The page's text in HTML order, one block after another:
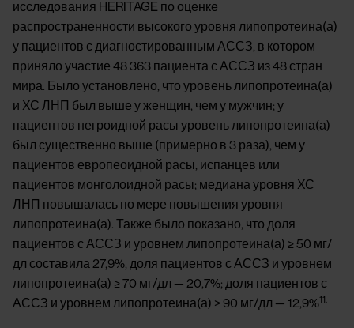
исследования HERITAGE по оценке
распространенности высокого уровня липопротеина(а)
у пациентов с диагностированным АССЗ, в котором
приняло участие 48 363 пациента с АССЗ из 48 стран
мира. Было установлено, что уровень липопротеина(а)
и ХС ЛНП был выше у женщин, чем у мужчин; у
пациентов негроидной расы уровень липопротеина(а)
был существенно выше (примерно в 3 раза), чем у
пациентов европеоидной расы, испанцев или
пациентов монголоидной расы; медиана уровня ХС
ЛНП повышалась по мере повышения уровня
липопротеина(а). Также было показано, что доля
пациентов с АССЗ и уровнем липопротеина(а) ≥ 50 мг/
дл составила 27,9%, доля пациентов с АССЗ и уровнем
липопротеина(а) ≥ 70 мг/дл — 20,7%; доля пациентов с
АССЗ и уровнем липопротеина(а) ≥ 90 мг/дл — 12,9%11.